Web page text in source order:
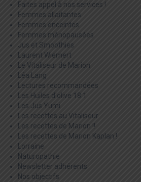
Faites appel à nos services !
Femmes allaitantes
Femmes enceintes
Femmes ménopausées
Jus et Smoothies
Laurent Wiemert
Le Vitaliseur de Marion
Léa Lang
Lectures recommandées
Les Huiles d'olive 18:1
Les Jus Yumi
Les recettes au Vitaliseur
Les recettes de Marion !!
Les recettes de Marion Kaplan !
Lorraine
Naturopathie
Newsletter adhérents
Nos objectifs